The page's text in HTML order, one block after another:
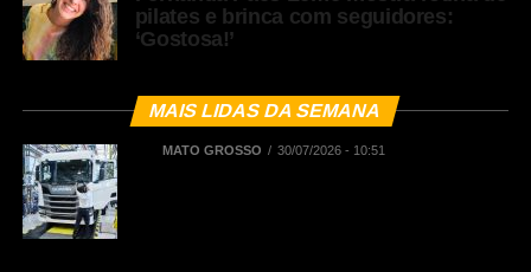
pilates e brinca com seguidores:
‘Gostosa!’
MAIS LIDAS DA SEMANA
MATO GROSSO 30/07/2026 - 10:51